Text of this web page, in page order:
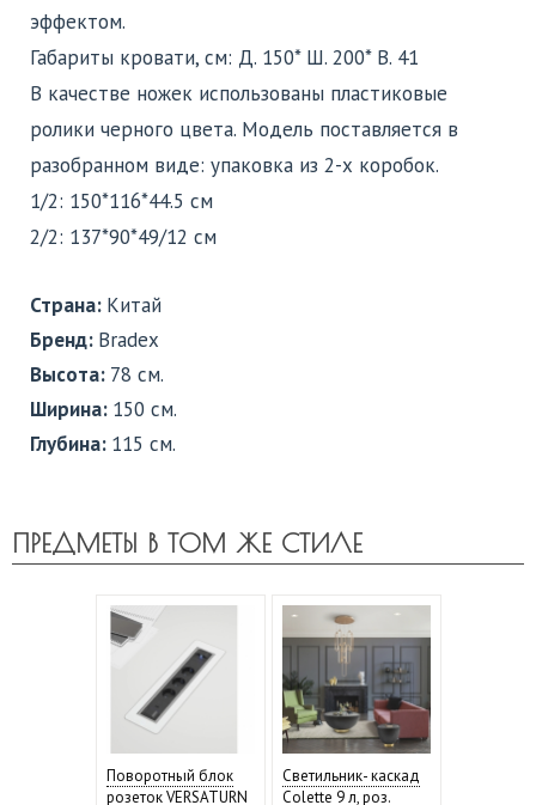
эффектом.
Габариты кровати, см: Д. 150* Ш. 200* В. 41
В качестве ножек использованы пластиковые
ролики черного цвета. Модель поставляется в
разобранном виде: упаковка из 2-х коробок.
1/2: 150*116*44.5 cм
2/2: 137*90*49/12 cм
Страна: Китай
Бренд: Bradex
Высота: 78 см.
Ширина: 150 см.
Глубина: 115 см.
ПРЕДМЕТЫ В ТОМ ЖЕ СТИЛЕ
Поворотный блок
розеток VERSATURN
Светильник- каскад
Colette 9 л, роз.